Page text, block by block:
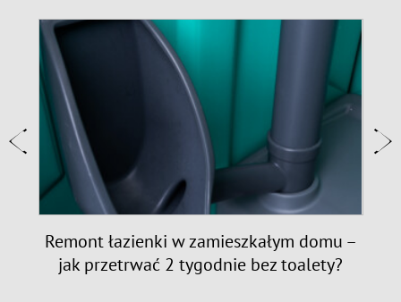
Remont łazienki w zamieszkałym domu –
jak przetrwać 2 tygodnie bez toalety?